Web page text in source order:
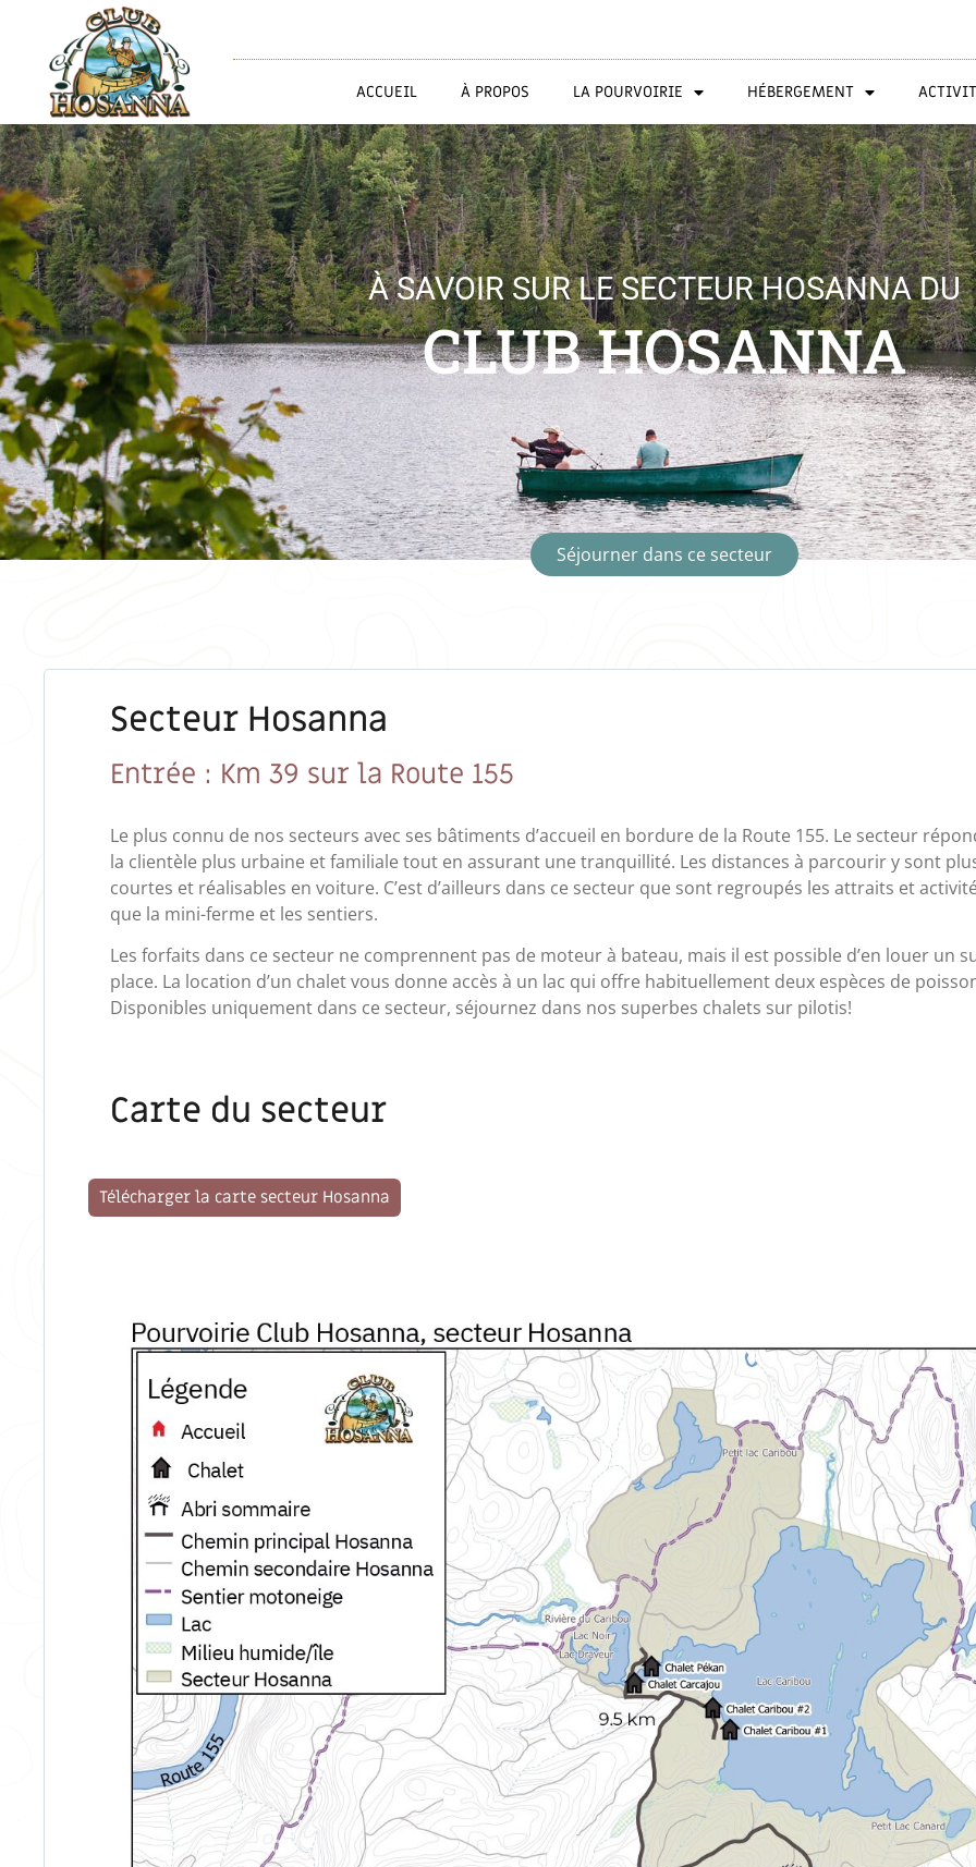
ACCUEIL À PROPOS LA POURVOIRIE HÉBERGEMENT
À SAVOIR SUR LE SECTEUR HOSANNA DU
CLUB HOSANNA
Séjourner dans ce secteur
Secteur Hosanna
Entrée : Km 39 sur la Route 155
Le plus connu de nos secteurs avec ses bâtiments d’accueil en bordure de la Route 155. Le secteur
la clientèle plus urbaine et familiale tout en assurant une tranquillité. Les distances à parcourir y sont
courtes et réalisables en voiture. C’est d’ailleurs dans ce secteur que sont regroupés les attraits et
que la mini-ferme et les sentiers.
Les forfaits dans ce secteur ne comprennent pas de moteur à bateau, mais il est possible d’en louer un
place. La location d’un chalet vous donne accès à un lac qui offre habituellement deux espèces de
Disponibles uniquement dans ce secteur, séjournez dans nos superbes chalets sur pilotis!
Carte du secteur
Télécharger la carte secteur Hosanna